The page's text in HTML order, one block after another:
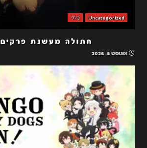
Uncategorized כללי
חתולה מעשנת פרקים 5-4
אוגוסט 6, 2026